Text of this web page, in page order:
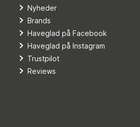
Nyheder
Brands
Haveglad på Facebook
Haveglad på Instagram
Trustpilot
Reviews